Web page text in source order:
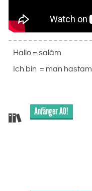
Hallo = salâm
Ich bin = man hastam
Anfänger A0!